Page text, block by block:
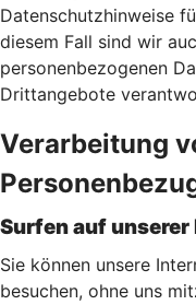
Datenschutzhinweise
diesem Fall sind wir
personenbezogenen
Drittangebote
Verarbeitung
Surfen auf
Sie können unsere
besuchen, ohne uns